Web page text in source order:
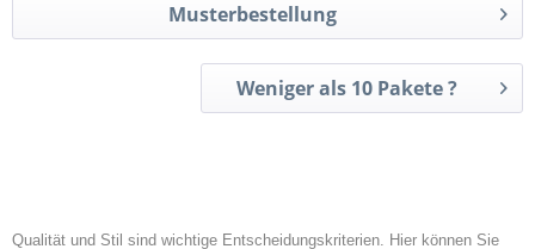
Musterbestellung
Weniger als 10 Pakete ?
Qualität und Stil sind wichtige Entscheidungskriterien. Hier können Sie